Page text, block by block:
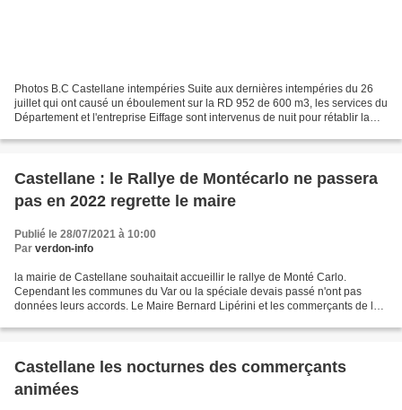
Photos B.C Castellane intempéries Suite aux dernières intempéries du 26
juillet qui ont causé un éboulement sur la RD 952 de 600 m3, les services du
Département et l'entreprise Eiffage sont intervenus de nuit pour rétablir la
Castellane : le Rallye de Montécarlo ne passera
pas en 2022 regrette le maire
Publié le 28/07/2021 à 10:00
Par verdon-info
la mairie de Castellane souhaitait accueillir le rallye de Monté Carlo.
Cependant les communes du Var ou la spéciale devais passé n'ont pas
données leurs accords. Le Maire Bernard Lipérini et les commerçants de la
Castellane les nocturnes des commerçants
animées